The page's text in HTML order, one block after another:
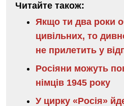
Читайте також:
Якщо ти два роки
цивільних, то
не прилетить у
Росіяни можуть
німців 1945 року
У цирку «Росія»